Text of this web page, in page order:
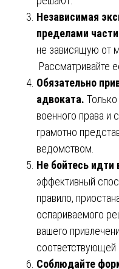
Независимая
пределами
не зависящую от
Рассматривайте
Обязательно
адвоката.
военного права и
грамотно
ведомством.
Не бойтесь идти
эффективный
правило,
оспариваемого
вашего
соответствующей
Соблюдайте